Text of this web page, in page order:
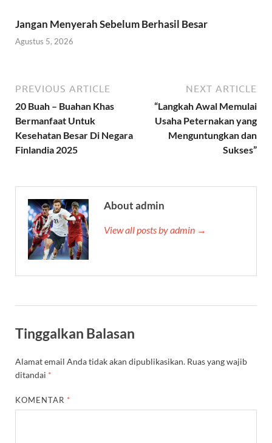
Jangan Menyerah Sebelum Berhasil Besar
Agustus 5, 2026
PREVIOUS ARTICLE
20 Buah – Buahan Khas
Bermanfaat Untuk
Kesehatan Besar Di Negara
Finlandia 2025
NEXT ARTICLE
“Langkah Awal Memulai
Usaha Peternakan yang
Menguntungkan dan
Sukses”
About admin
View all posts by admin →
Tinggalkan Balasan
Alamat email Anda tidak akan dipublikasikan. Ruas yang wajib
ditandai *
KOMENTAR *